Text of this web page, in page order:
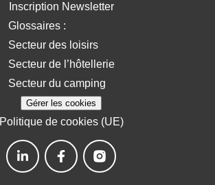
Inscription Newsletter
Glossaires :
Secteur des loisirs
Secteur de l’hôtellerie
Secteur du camping
Gérer les cookies
Politique de cookies (UE)